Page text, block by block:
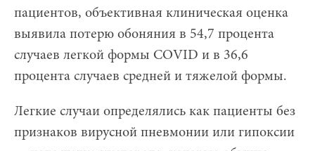
пациентов, объективная клиническая оценка
выявила потерю обоняния в 54,7 процента
случаев легкой формы COVID и в 36,6
процента случаев средней и тяжелой формы.
Легкие случаи определялись как пациенты без
признаков вирусной пневмонии или гипоксии